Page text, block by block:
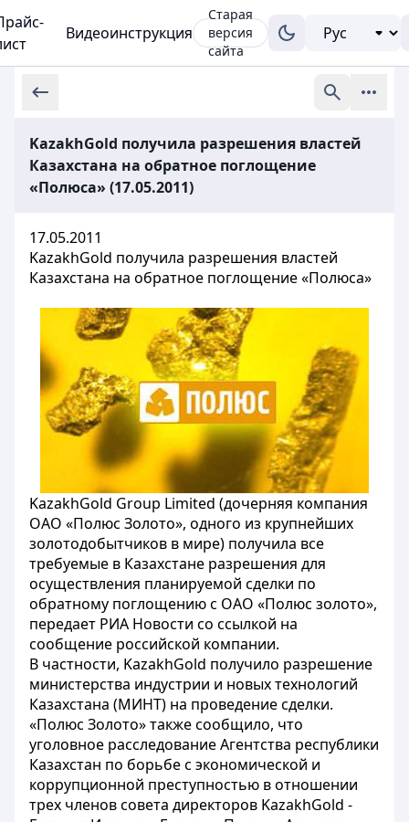
Видеоинструкция
Старая
версия
сайта
KazakhGold получила разрешения властей
Казахстана на обратное поглощение
«Полюса» (17.05.2011)
17.05.2011
KazakhGold получила разрешения властей
Казахстана на обратное поглощение «Полюса»
KazakhGold Group Limited (дочерняя компания
ОАО «Полюс Золото», одного из крупнейших
золотодобытчиков в мире) получила все
требуемые в Казахстане разрешения для
осуществления планируемой сделки по
обратному поглощению с ОАО «Полюс золото»,
передает РИА Новости со ссылкой на
сообщение российской компании.
В частности, KazakhGold получило разрешение
министерства индустрии и новых технологий
Казахстана (МИНТ) на проведение сделки.
«Полюс Золото» также сообщило, что
уголовное расследование Агентства республики
Казахстан по борьбе с экономической и
коррупционной преступностью в отношении
трех членов совета директоров KazakhGold -